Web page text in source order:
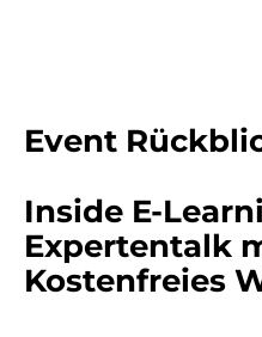
Inside E-
Expertentalk
Kostenfreies
Event